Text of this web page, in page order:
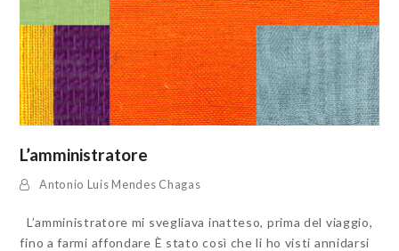
L’amministratore
Antonio Luis Mendes Chagas
L’amministratore mi svegliava inatteso, prima del viaggio,
fino a farmi affondare È stato così che li ho visti annidarsi